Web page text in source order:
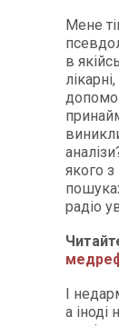
Мене
в
якого з
радіо
І
а